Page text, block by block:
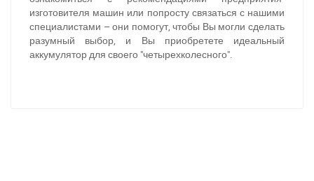
изготовителя машин или попросту связаться с нашими
специалистами – они помогут, чтобы Вы могли сделать
разумный выбор, и Вы приобретете идеальный
аккумулятор для своего "четырехколесного".